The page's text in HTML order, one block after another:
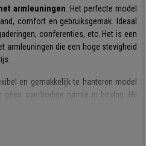
armleuningen. Het perfecte model
comfort en gebruiksgemak. Ideaal
conferenties, etc. Het is een
die een hoge stevigheid
en gemakkelijk te hanteren model
geen overbodige ruimte in beslag. Hij